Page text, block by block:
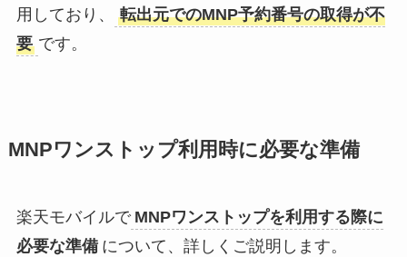
用しており、
転出元でのMNP予約番号の取得が不
要 です。
MNPワンストップ利用時に必要な準備
楽天モバイルで MNPワンストップを利用する際に
必要な準備 について、詳しくご説明します。